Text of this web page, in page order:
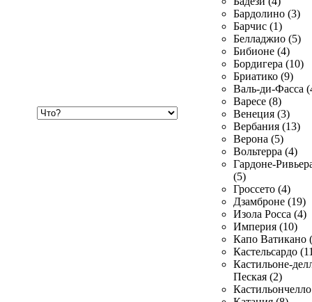
Бардолино (3)
Барчис (1)
Белладжио (5)
Бибионе (4)
Бордигера (10)
Бриатико (9)
Валь-ди-Фасса
Варесе (8)
Венеция (3)
Вербания (13)
Верона (5)
Вольтерра (4)
Гардоне-
(5)
Гроссето (4)
Дзамброне (19)
Изола Росса (4)
Империя (10)
Капо Ватикано
Кастельсардо
Кастильоне-
Пеская (2)